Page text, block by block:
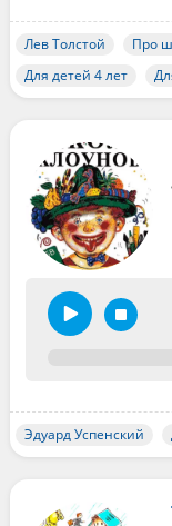
Лев Толстой Про
Для детей 4 лет
Эдуард Успенский